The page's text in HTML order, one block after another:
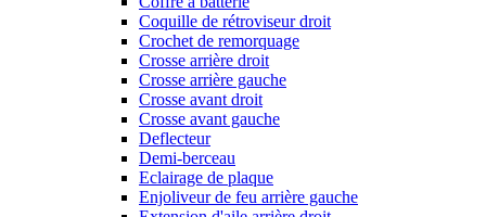
Coquille de rétroviseur droit
Crochet de remorquage
Crosse arrière droit
Crosse arrière gauche
Crosse avant droit
Crosse avant gauche
Deflecteur
Demi-berceau
Eclairage de plaque
Enjoliveur de feu arrière gauche